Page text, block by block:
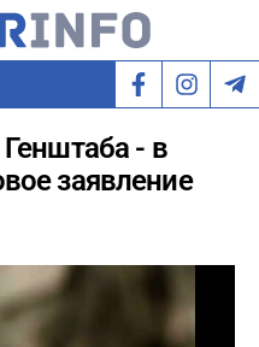
- в
заявление